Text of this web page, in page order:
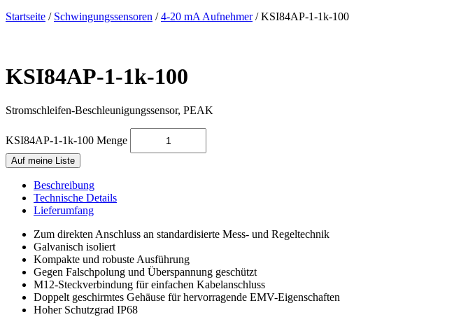
Startseite / Schwingungs­sensoren /4-20 mA Aufnehmer/KSI84AP-1-1k-100
KSI84AP-1-1k-100
Stromschleifen-Beschleunigungs­sensor, PEAK
KSI84AP-1-1k-100 Menge
Auf meine Liste
Beschreibung
Technische Details
Lieferumfang
Zum direkten Anschluss an standardisierte Mess- und Regeltechnik
Galvanisch isoliert
Kompakte und robuste Ausführung
Gegen Falschpolung und Überspannung geschützt
M12-Steckverbindung für einfachen Kabelanschluss
Doppelt geschirmtes Gehäuse für hervorragende EMV-Eigenschaften
Hoher Schutzgrad IP68